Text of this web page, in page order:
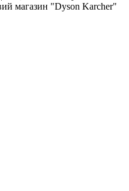
магазин "Dyson Karcher"